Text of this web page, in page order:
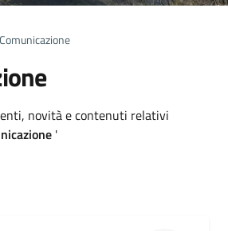
Comunicazione
novità e contenuti relativi
'